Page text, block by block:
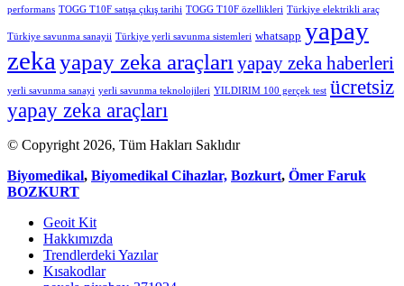
performans TOGG T10F satışa çıkış tarihi TOGG T10F özellikleri Türkiye elektrikli araç
Türkiye savunma sanayii Türkiye yerli savunma sistemleri whatsapp yapay
zeka yapay zeka araçları yapay zeka haberleri
yerli savunma sanayi yerli savunma teknolojileri YILDIRIM 100 gerçek test ücretsiz
yapay zeka araçları
© Copyright 2026, Tüm Hakları Saklıdır
Biyomedikal, Biyomedikal Cihazlar, Bozkurt, Ömer Faruk
BOZKURT
Geoit Kit
Hakkımızda
Trendlerdeki Yazılar
Kısakodlar